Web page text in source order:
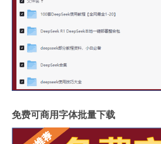
免费可商用字体批量下载